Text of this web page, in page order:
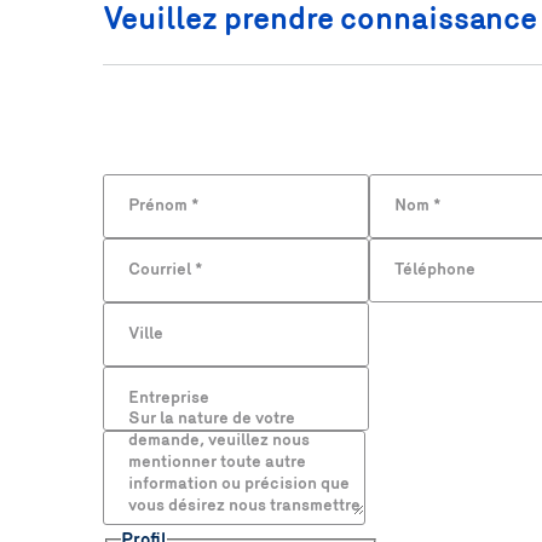
Veuillez prendre
requièrent qu’elles y aient accès. Si vous
Sous réserve du respect des conditions légales
Ainsi, vos renseignements pourront être
d’ailleurs le faire les ministères et organismes
Prénom * Nom *
Courriel * Téléphone
Ville
Entreprise
Sur la nature de votre
demande, veuillez nous
mentionner toute autre
information ou précision que
vous désirez nous transmettre